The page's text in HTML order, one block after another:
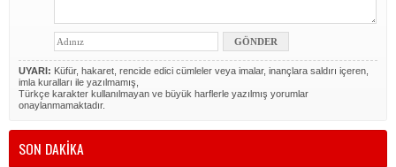
UYARI: Küfür, hakaret, rencide edici cümleler veya imalar, inançlara saldırı içeren,
imla kuralları ile yazılmamış,
Türkçe karakter kullanılmayan ve büyük harflerle yazılmış yorumlar
onaylanmamaktadır.
SON DAKİKA